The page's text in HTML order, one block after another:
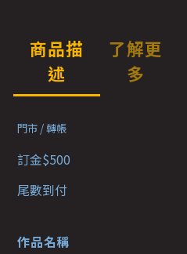
商品描
述
了解更
多
門市 / 轉帳
訂金$500
尾數到付
作品名稱